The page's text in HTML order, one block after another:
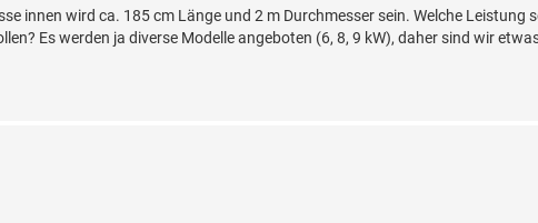
innen wird ca. 185 cm Länge und 2 m Durchmesser sein. Welche Leistung
Es werden ja diverse Modelle angeboten (6, 8, 9 kW), daher sind wir